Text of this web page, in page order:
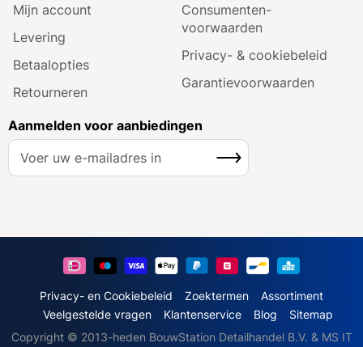
Mijn account
Levering
Betaalopties
Retourneren
Consumenten­
voorwaarden
Privacy- & cookiebeleid
Garantie­voorwaarden
Aanmelden voor aanbiedingen
A
e
o
Inschrijven
Privacy- en Cookiebeleid Zoektermen
Assortiment
Veelgestelde vragen
Klantenservice Blog
Sitemap
Copyright © 2013-heden BouwStation Detailhandel B.V. & MS IT